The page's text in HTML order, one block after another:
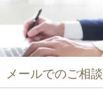
メールでのご相談